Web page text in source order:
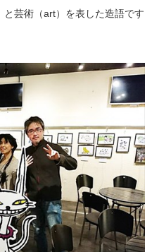
芸術（art）を表した造語です